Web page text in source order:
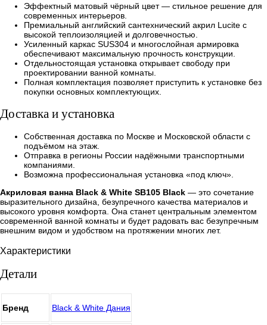
Эффектный матовый чёрный цвет — стильное решение для
современных интерьеров.
Премиальный английский сантехнический акрил Lucite с
высокой теплоизоляцией и долговечностью.
Усиленный каркас SUS304 и многослойная армировка
обеспечивают максимальную прочность конструкции.
Отдельностоящая установка открывает свободу при
проектировании ванной комнаты.
Полная комплектация позволяет приступить к установке без
покупки основных комплектующих.
Доставка и установка
Собственная доставка по Москве и Московской области с
подъёмом на этаж.
Отправка в регионы России надёжными транспортными
компаниями.
Возможна профессиональная установка «под ключ».
Акриловая ванна Black & White SB105 Black — это сочетание
выразительного дизайна, безупречного качества материалов и
высокого уровня комфорта. Она станет центральным элементом
современной ванной комнаты и будет радовать вас безупречным
внешним видом и удобством на протяжении многих лет.
Характеристики
Детали
Бренд Black & White Дания